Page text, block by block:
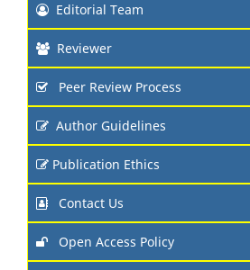
Editorial Team
Reviewer
Peer Review Process
Author Guidelines
Publication Ethics
Contact Us
Open Access Policy